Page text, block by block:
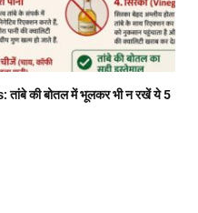
की बोतल में भूलकर भी न रखें ये 5